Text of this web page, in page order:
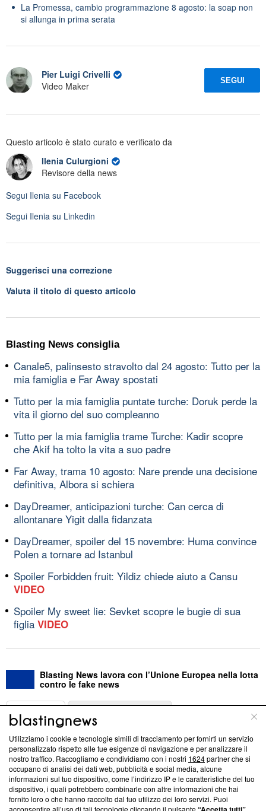
La Promessa, cambio programmazione 8 agosto: la soap non
si allunga in prima serata
Pier Luigi Crivelli
Video Maker
SEGUI
Questo articolo è stato curato e verificato da
Ilenia Culurgioni
Revisore della news
Segui Ilenia su Facebook
Segui Ilenia su Linkedin
Suggerisci una correzione
Valuta il titolo di questo articolo
Blasting News consiglia
Canale5, palinsesto stravolto dal 24 agosto: Tutto per la
mia famiglia e Far Away spostati
Tutto per la mia famiglia puntate turche: Doruk perde la
vita il giorno del suo compleanno
Tutto per la mia famiglia trame Turche: Kadir scopre
che Akif ha tolto la vita a suo padre
Far Away, trama 10 agosto: Nare prende una decisione
definitiva, Albora si schiera
DayDreamer, anticipazioni turche: Can cerca di
allontanare Yigit dalla fidanzata
DayDreamer, spoiler del 15 novembre: Huma convince
Polen a tornare ad Istanbul
Spoiler Forbidden fruit: Yildiz chiede aiuto a Cansu
VIDEO
Spoiler My sweet lie: Sevket scopre le bugie di sua
figlia VIDEO
Blasting News lavora con l’Unione Europea nella lotta
contro le fake news
ABOUT
Questa sezione offre informazioni trasparenti su Blasting
News, sui nostri processi editoriali e su come ci impegniamo a
creare news di qualità. Inoltre, afferma la nostra aderenza a
‘Trust Project - News with Integrity’Blasting News non è
ancora membro del programma, ma ha richiesto di farne
parte; Trust Project non ha ancora effettuato una verifica di
Utilizziamo i cookie e tecnologie simili di tracciamento per fornirti un servizio
personalizzato rispetto alle tue esigenze di navigazione e per analizzare il
nostro traffico. Raccogliamo e condividiamo con i nostri 1624partner che si
occupano di analisi dei dati web, pubblicità e social media, alcune
informazioni sul tuo dispositivo, come l’indirizzo IP e le caratteristiche del tuo
dispositivo, i quali potrebbero combinarle con altre informazioni che hai
fornito loro o che hanno raccolto dal tuo utilizzo dei loro servizi. Puoi
acconsentire all’uso di tali tecnologie cliccando il pulsante